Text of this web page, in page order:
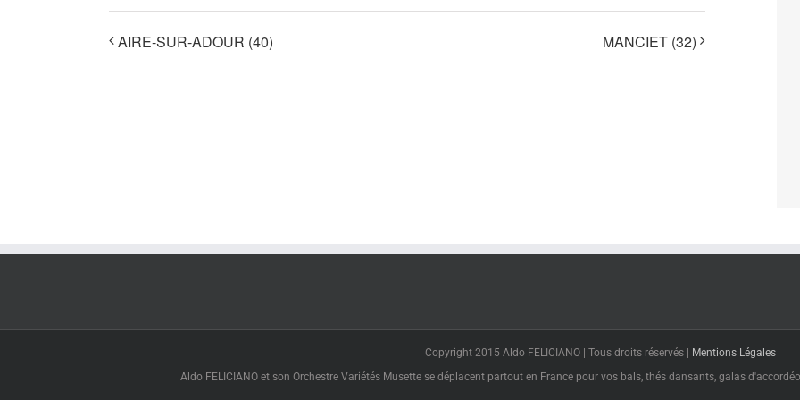
AIRE-SUR-ADOUR (40) MANCIET (32)
Copyright 2015 Aldo FELICIANO | Tous droits réservés |
Mentions Légales
Aldo FELICIANO et son Orchestre Variétés Musette se déplacent partout en France pour vos bals, thés dansants, galas